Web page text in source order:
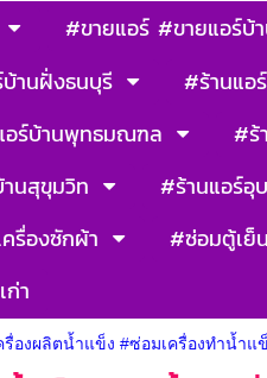
#ขายแอร์ #ขายแอร์บ้
านฝั่งธนบุรี
#ร้านแอ
ร์บ้านพุทธมณฑล
#ร้
นสุขุมวิท
#ร้านแอร์อุ
รื่องซักผ้า
#ซ่อมตู้เย็
า
รื่องผลิตน้ำแข็ง #ซ่อมเครื่องทำน้ำแ